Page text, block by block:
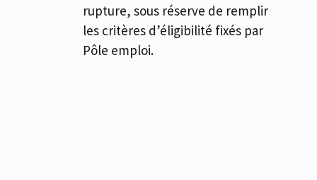
rupture, sous réserve de remplir
les critères d’éligibilité fixés par
Pôle emploi.